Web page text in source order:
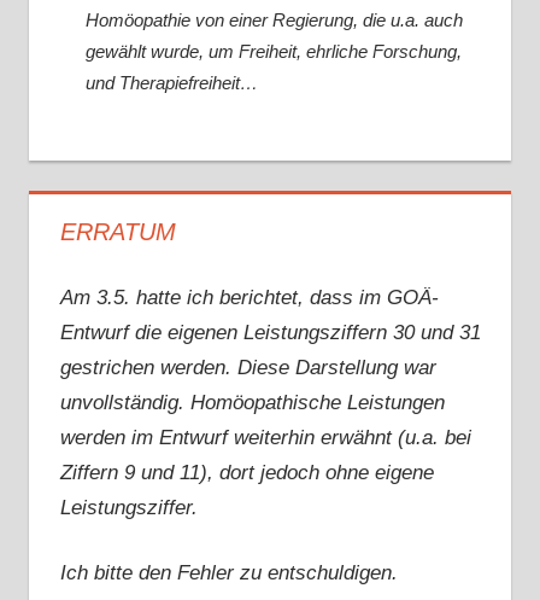
Homöopathie von einer Regierung, die u.a. auch
gewählt wurde, um Freiheit, ehrliche Forschung,
und Therapiefreiheit…
ERRATUM
Am 3.5. hatte ich berichtet, dass im GOÄ-
Entwurf die eigenen Leistungsziffern 30 und 31
gestrichen werden. Diese Darstellung war
unvollständig. Homöopathische Leistungen
werden im Entwurf weiterhin erwähnt (u.a. bei
Ziffern 9 und 11), dort jedoch ohne eigene
Leistungsziffer.
Ich bitte den Fehler zu entschuldigen.